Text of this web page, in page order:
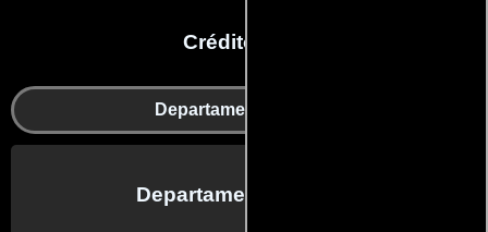
Créditos en:
Departamento de arte
Departamento de arte